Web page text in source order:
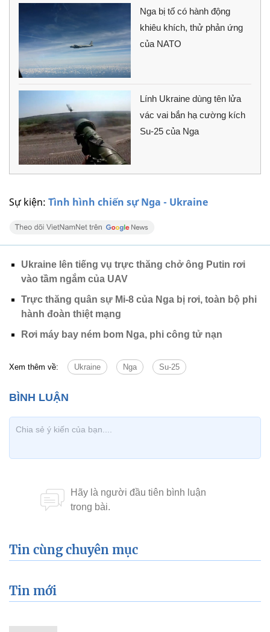
Sự kiện: Tình hình chiến sự Nga - Ukraine
Nga bị tố có hành động
khiêu khích, thử phản ứng
của NATO
Lính Ukraine dùng tên lửa
vác vai bắn hạ cường kích
Su-25 của Nga
Ukraine lên tiếng vụ trực thăng chở ông Putin rơi
vào tầm ngắm của UAV
Trực thăng quân sự Mi-8 của Nga bị rơi, toàn bộ phi
hành đoàn thiệt mạng
Rơi máy bay ném bom Nga, phi công tử nạn
Xem thêm về: Ukraine Nga Su-25
Tin cùng chuyên mục
Tin mới